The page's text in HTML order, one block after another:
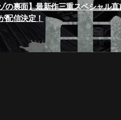
ゾの裏面】最新作三重スペシャル
配信決定！